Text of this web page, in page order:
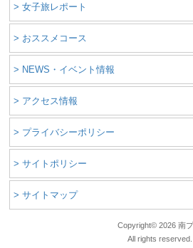
> 女子旅レポート
> おススメコース
> NEWS・イベント情報
> アクセス情報
> プライバシーポリシー
> サイトポリシー
> サイトマップ
Copyright© 2026 南
All rights reserved.